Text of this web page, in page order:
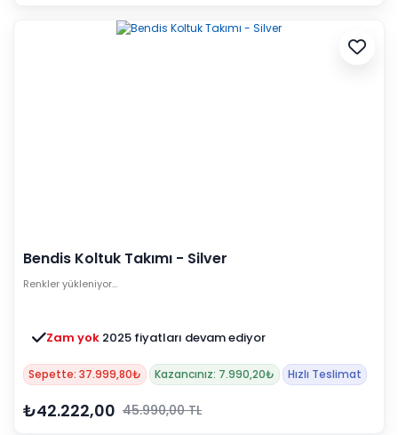
Bendis Koltuk Takımı - Silver
Renkler yükleniyor…
Zam yok 2025 fiyatları devam ediyor
Sepette: 37.999,80₺ Kazancınız: 7.990,20₺ Hızlı Teslimat
₺42.222,00 45.990,00 TL